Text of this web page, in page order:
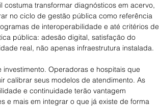
costuma transformar diagnósticos em acervo,
no ciclo de gestão pública como referência
de interoperabilidade e até critérios de
pública: adesão digital, satisfação do
real, não apenas infraestrutura instalada.
Operadoras e hospitais que
calibrar seus modelos de atendimento. As
e continuidade terão vantagem
e mais em integrar o que já existe de forma